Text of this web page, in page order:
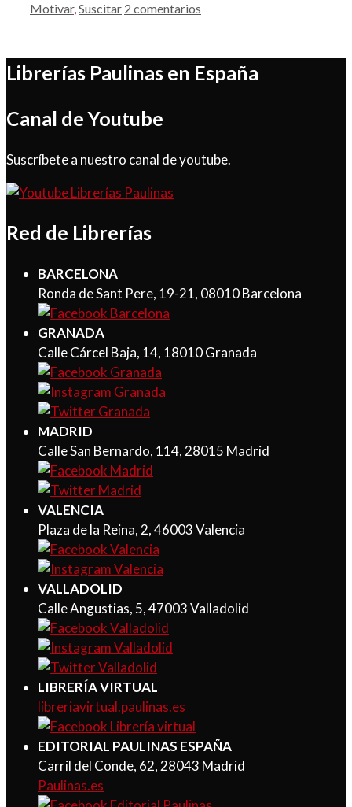
Motivar,Suscitar 2 comentarios
Librerías Paulinas en España
Canal de Youtube
Suscríbete a nuestro canal de youtube.
Red de Librerías
BARCELONA
Ronda de Sant Pere, 19-21, 08010 Barcelona
GRANADA
Calle Cárcel Baja, 14, 18010 Granada
MADRID
Calle San Bernardo, 114, 28015 Madrid
VALENCIA
Plaza de la Reina, 2, 46003 Valencia
VALLADOLID
Calle Angustias, 5, 47003 Valladolid
LIBRERÍA VIRTUAL
libreriavirtual.paulinas.es
EDITORIAL PAULINAS ESPAÑA
Carril del Conde, 62, 28043 Madrid
Paulinas.es